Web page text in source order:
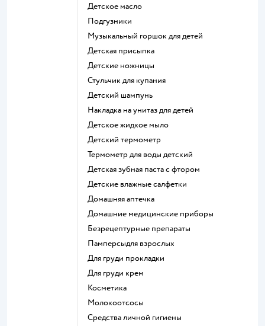
детское масло
подгузники
музыкальный горшок для детей
детская присыпка
детские ножницы
стульчик для купания
детский шампунь
накладка на унитаз для детей
детское жидкое мыло
детский термометр
термометр для воды детский
детская зубная паста с фтором
детские влажные салфетки
домашняя аптечка
домашние медицинские приборы
безрецептурные препараты
памперсыдля взрослых
для груди прокладки
для груди крем
косметика
Молокоотсосы
средства личной гигиены